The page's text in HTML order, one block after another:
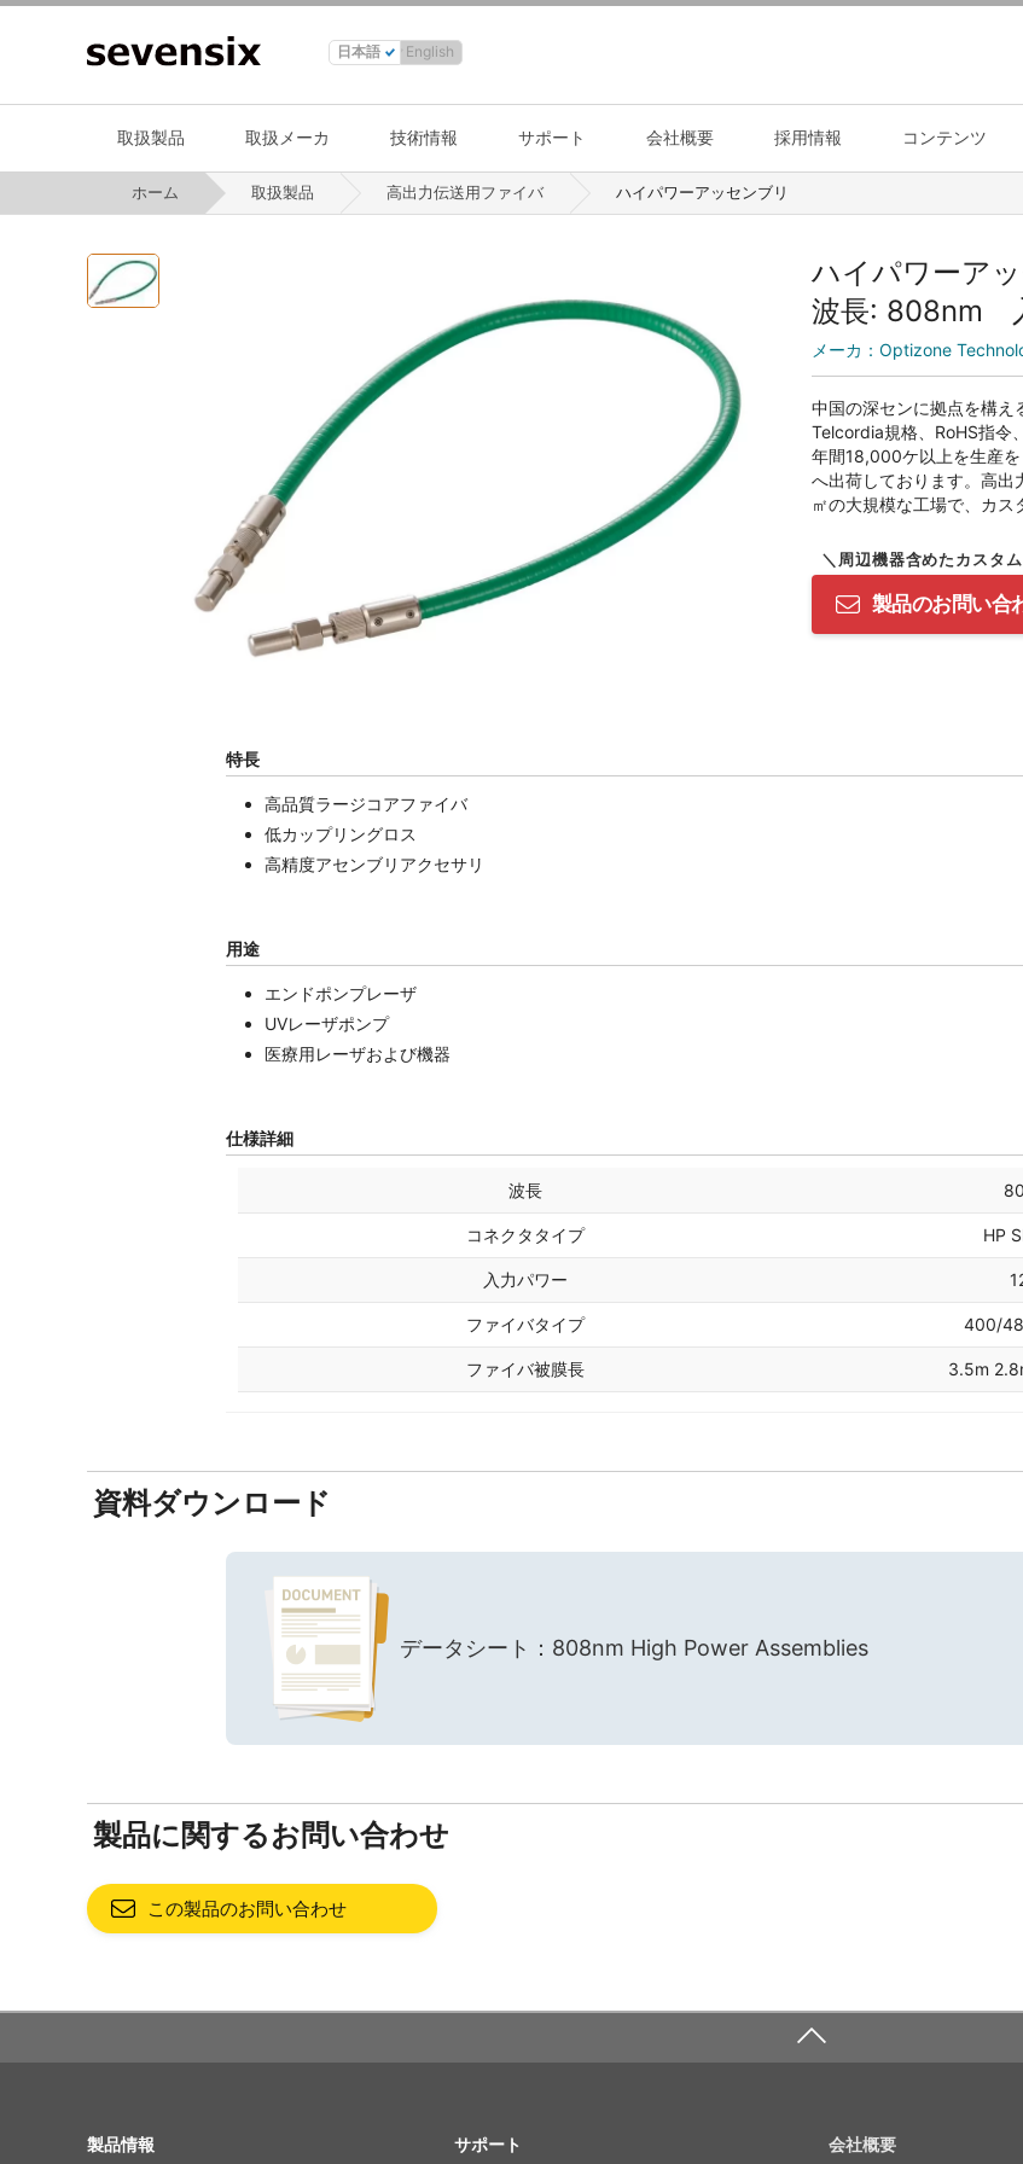
日本語 English
取扱製品 取扱メーカ 技術情報 サポート 会社概要 採用情報 コンテンツ
ホーム 取扱製品 高出力伝送用ファイバ ハイパワーアッセンブリ
ハイパワーア
波長: 808nm
メーカ： Optizone
中国の深センに拠点を構
Telcordia規格、RoHS指令
年間18,000ケ以上を生産
へ出荷しております。高
㎡の大規模な工場で、カス
製品のお問い合
特長
高品質ラージコアファイバ
低カップリングロス
高精度アセンブリアクセサリ
用途
エンドポンプレーザ
UVレーザポンプ
医療用レーザおよび機器
仕様詳細
波長
コネクタタイプ HP
入力パワー
ファイバタイプ 400/
ファイバ被膜長 3.5m
資料ダウンロード
データシート：808nm High Power Assemblies
製品に関するお問い合わせ
この製品のお問い合わせ
SITE MAP
製品情報 サポート 会社概要